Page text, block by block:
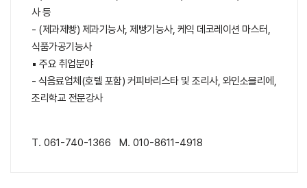
사 등
- (제과제빵) 제과기능사, 제빵기능사, 케익 데코레이션 마스터,
식품가공기능사
▪ 주요 취업분야
- 식음료업체(호텔 포함) 커피바리스타 및 조리사, 와인소믈리에,
조리학교 전문강사
T. 061-740-1366 M. 010-8611-4918